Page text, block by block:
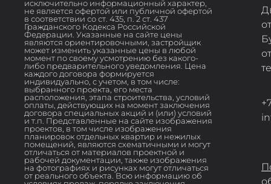
исключительно информационный характер,
не является офертой или публичной офертой
в соответствии со ст. 435, п. 2 ст. 437
Гражданского Кодекса Российской
Федерации. Указанные на сайте цены
являются ориентировочными, застройщик
может изменить указанные цены в любой
момент по своему усмотрению без какого-
либо предварительного уведомления. Цена
каждого договора формируется
индивидуально, с учетом, в том числе:
выбранного проекта, его места
расположения, этапа строительства, условий
оплаты, действующих на момент заключения
договора специальных акций и (или) условий
и т.п. Представленные на сайте изображения
проектов, в том числе изображения
планировок отдельных квартир и нежилых
помещений, являются схематичными и могут
отличаться от материалов проектной и
рабочей документации, также изображения
на фотографиях и рисунках могут отличаться
от реального объекта. Всю информацию об